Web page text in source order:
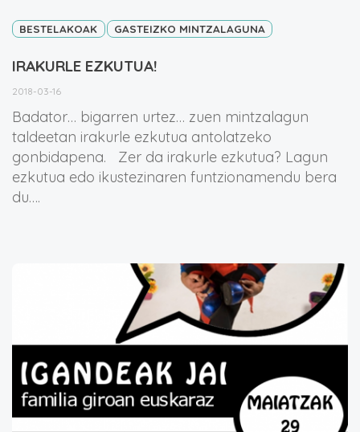
BESTELAKOAK GASTEIZKO MINTZALAGUNA
IRAKURLE EZKUTUA!
2018-03-16
Badator… bigarren urtez… zuen mintzalagun
taldeetan irakurle ezkutua antolatzeko
gonbidapena. Zer da irakurle ezkutua? Lagun
ezkutua edo ikustezinaren funtzionamendu bera
du….